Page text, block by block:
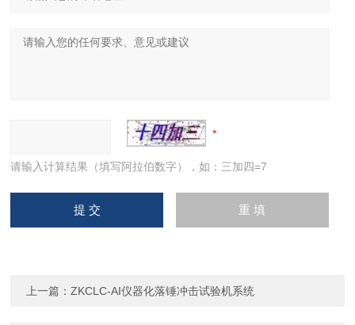
请输入计算结果（填写阿拉伯数字），如：三加四=7
上一篇：ZKCLC-AI仪器化落锤冲击试验机系统